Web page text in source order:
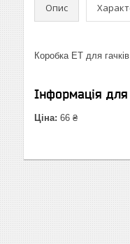
Опис
Коробка ЕТ для
Інформація
Ціна: 66 ₴